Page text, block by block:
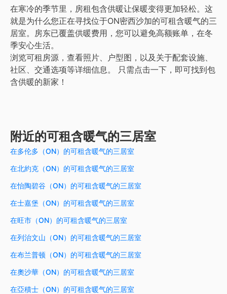
在寒冷的季节里，房租包含供暖让保暖变得更加轻松。这
就是为什么您正在寻找位于ON密西沙加的可租含暖气的三
居室。房东已覆盖供暖费用，您可以避免高额账单，在冬
季安心生活。
浏览可租房源，查看照片、户型图，以及关于配套设施、
社区、交通选项等详细信息。
只需点击一下，即可找到包
含供暖的新家！
附近的可租含暖气的三居室
在多伦多（ON）的可租含暖气的三居室
在北約克（ON）的可租含暖气的三居室
在怡陶碧谷（ON）的可租含暖气的三居室
在士嘉堡（ON）的可租含暖气的三居室
在旺市（ON）的可租含暖气的三居室
在列治文山（ON）的可租含暖气的三居室
在布兰普顿（ON）的可租含暖气的三居室
在奧沙華（ON）的可租含暖气的三居室
在亞積士（ON）的可租含暖气的三居室